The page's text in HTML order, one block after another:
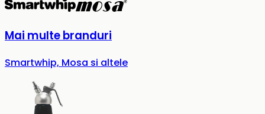
Mai multe branduri
Smartwhip, Mosa si altele